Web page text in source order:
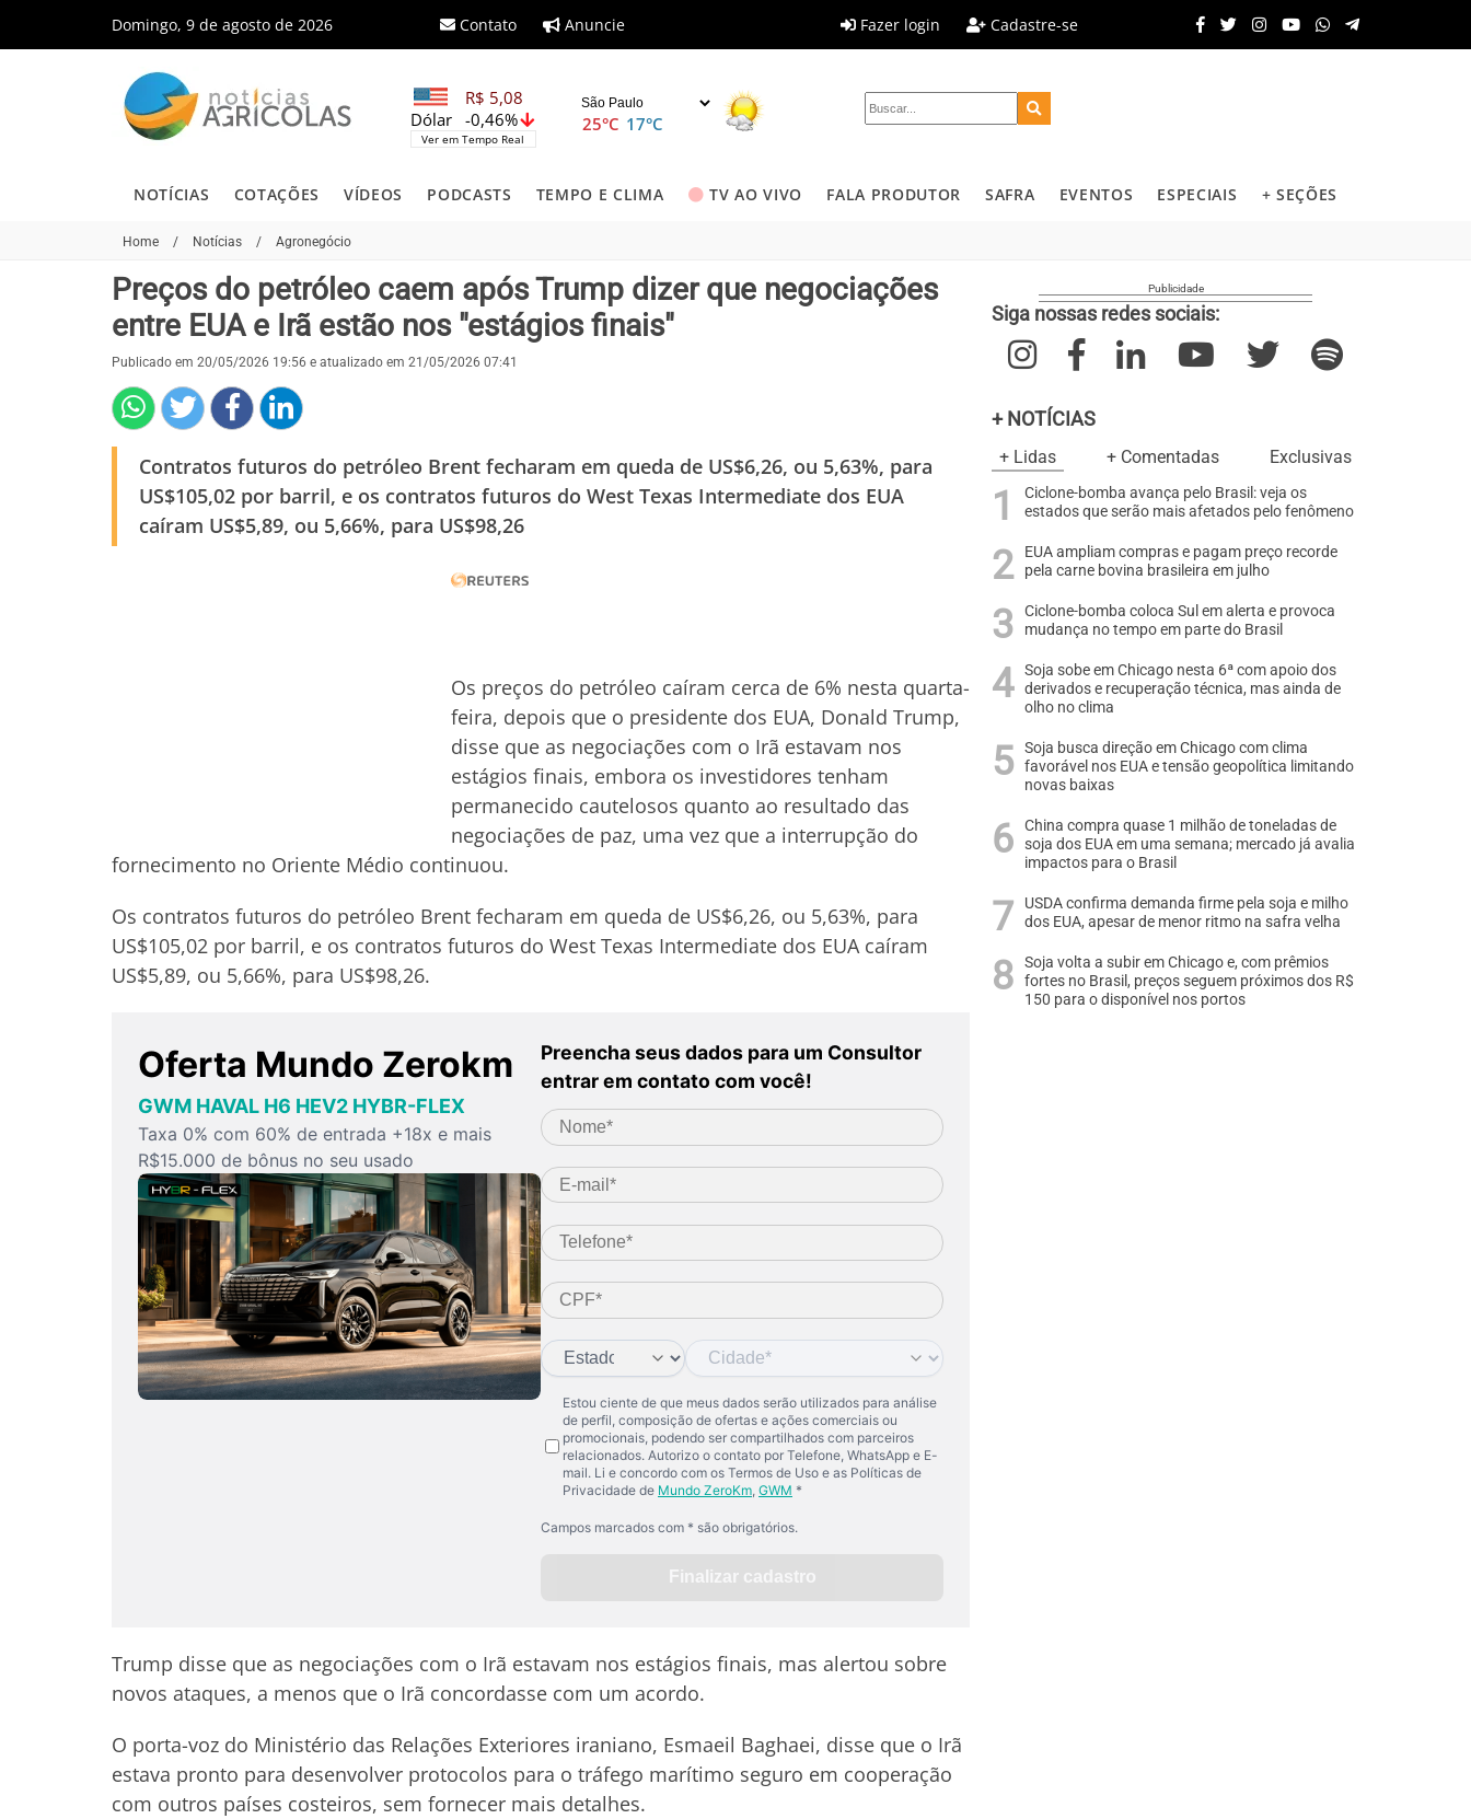
Domingo, 9 de agosto de 2026 Contato Anuncie Fazer login Cadastre-se
R$ 5,08
-0,46%
Dólar
Ver em Tempo Real
25°C 17°C
NOTÍCIAS COTAÇÕES VÍDEOS PODCASTS TEMPO E CLIMA TV AO VIVO FALA PRODUTOR SAFRA EVENTOS ESPECIAIS + SEÇÕES
Home / Notícias / Agronegócio
Preços do petróleo caem após Trump dizer que negociações
entre EUA e Irã estão nos "estágios finais"
Publicado em 20/05/2026 19:56 e atualizado em 21/05/2026 07:41
Contratos futuros do petróleo Brent fecharam em queda de US$6,26, ou 5,63%, para
US$105,02 por barril, e os contratos futuros do West Texas Intermediate dos EUA
caíram US$5,89, ou 5,66%, para US$98,26
Os preços do petróleo caíram cerca de 6% nesta quarta-
feira, depois que o presidente dos EUA, Donald Trump,
disse que as negociações com o Irã estavam nos
estágios finais, embora os investidores tenham
permanecido cautelosos quanto ao resultado das
negociações de paz, uma vez que a interrupção do
fornecimento no Oriente Médio continuou.
Os contratos futuros do petróleo Brent fecharam em queda de US$6,26, ou 5,63%, para
US$105,02 por barril, e os contratos futuros do West Texas Intermediate dos EUA caíram
US$5,89, ou 5,66%, para US$98,26.
Trump disse que as negociações com o Irã estavam nos estágios finais, mas alertou sobre
novos ataques, a menos que o Irã concordasse com um acordo.
O porta-voz do Ministério das Relações Exteriores iraniano, Esmaeil Baghaei, disse que o Irã
estava pronto para desenvolver protocolos para o tráfego marítimo seguro em cooperação
com outros países costeiros, sem fornecer mais detalhes.
Siga nossas redes sociais:
+ NOTÍCIAS
+ Lidas + Comentadas Exclusivas
Ciclone-bomba avança pelo Brasil: veja os
estados que serão mais afetados pelo fenômeno
EUA ampliam compras e pagam preço recorde
pela carne bovina brasileira em julho
Ciclone-bomba coloca Sul em alerta e provoca
mudança no tempo em parte do Brasil
Soja sobe em Chicago nesta 6ª com apoio dos
derivados e recuperação técnica, mas ainda de
olho no clima
Soja busca direção em Chicago com clima
favorável nos EUA e tensão geopolítica limitando
novas baixas
China compra quase 1 milhão de toneladas de
soja dos EUA em uma semana; mercado já avalia
impactos para o Brasil
USDA confirma demanda firme pela soja e milho
dos EUA, apesar de menor ritmo na safra velha
Soja volta a subir em Chicago e, com prêmios
fortes no Brasil, preços seguem próximos dos R$
150 para o disponível nos portos